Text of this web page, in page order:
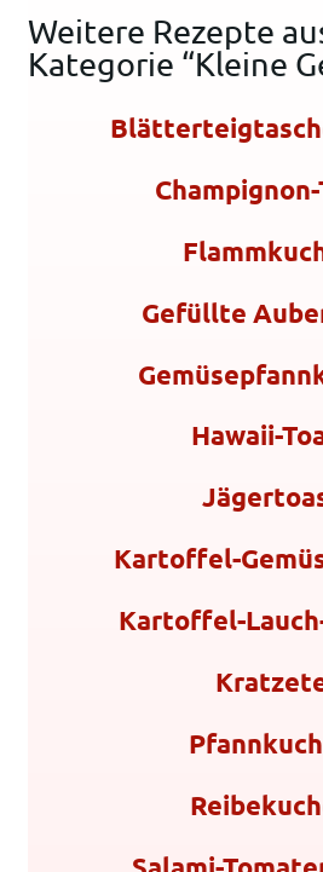
Weitere Rezepte
Kategorie “Kleine
Gefüllte
Hawaii-
Kartoffel-
Kartoffel-